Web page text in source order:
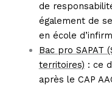
de
également de
en école
Bac pro SAPAT
territoires) : ce
après le CAP